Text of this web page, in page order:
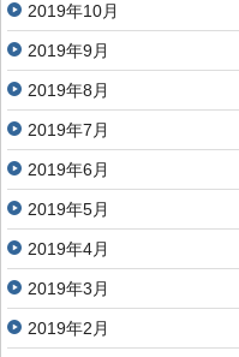
2019年10月
2019年9月
2019年8月
2019年7月
2019年6月
2019年5月
2019年4月
2019年3月
2019年2月